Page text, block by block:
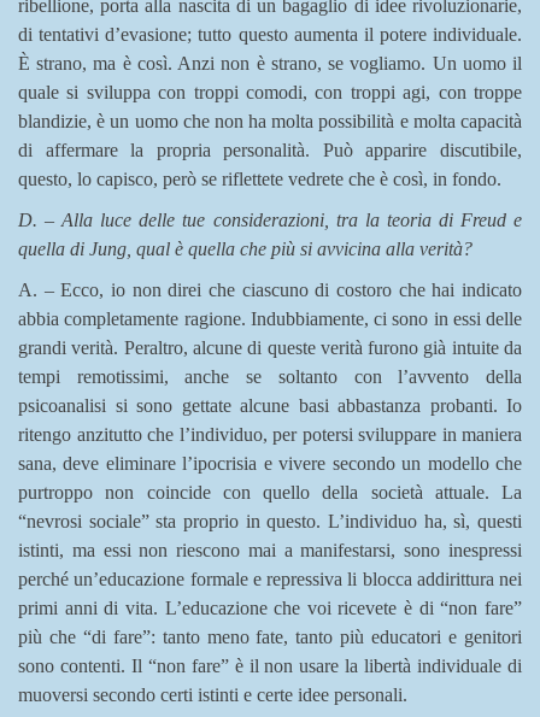
ribellione, porta alla nascita di un bagaglio di idee rivoluzionarie,
di tentativi d’evasione; tutto questo aumenta il potere individuale.
È strano, ma è così. Anzi non è strano, se vogliamo. Un uomo il
quale si sviluppa con troppi comodi, con troppi agi, con troppe
blandizie, è un uomo che non ha molta possibilità e molta capacità
di affermare la propria personalità. Può apparire discutibile,
questo, lo capisco, però se riflettete vedrete che è così, in fondo.
D. – Alla luce delle tue considerazioni, tra la teoria di Freud e
quella di Jung, qual è quella che più si avvicina alla verità?
A. – Ecco, io non direi che ciascuno di costoro che hai indicato
abbia completamente ragione. Indubbiamente, ci sono in essi delle
grandi verità. Peraltro, alcune di queste verità furono già intuite da
tempi remotissimi, anche se soltanto con l’avvento della
psicoanalisi si sono gettate alcune basi abbastanza probanti. Io
ritengo anzitutto che l’individuo, per potersi sviluppare in maniera
sana, deve eliminare l’ipocrisia e vivere secondo un modello che
purtroppo non coincide con quello della società attuale. La
“nevrosi sociale” sta proprio in questo. L’individuo ha, sì, questi
istinti, ma essi non riescono mai a manifestarsi, sono inespressi
perché un’educazione formale e repressiva li blocca addirittura nei
primi anni di vita. L’educazione che voi ricevete è di “non fare”
più che “di fare”: tanto meno fate, tanto più educatori e genitori
sono contenti. Il “non fare” è il non usare la libertà individuale di
muoversi secondo certi istinti e certe idee personali.